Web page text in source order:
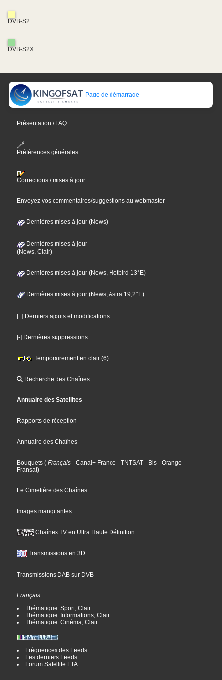
DVB-S2
DVB-S2X
Page de démarrage
Présentation / FAQ
Préférences générales
Corrections / mises à jour
Envoyez vos commentaires/suggestions au webmaster
Dernières mises à jour (News)
Dernières mises à jour
(News, Clair)
Dernières mises à jour (News, Hotbird 13°E)
Dernières mises à jour (News, Astra 19,2°E)
[+] Derniers ajouts et modifications
[-] Dernières suppressions
Temporairement en clair (6)
Recherche des Chaînes
Annuaire des Satellites
Rapports de réception
Annuaire des Chaînes
Bouquets ( Français - Canal+ France - TNTSAT - Bis - Orange -
Fransat)
Le Cimetière des Chaînes
Images manquantes
Chaînes TV en Ultra Haute Définition
Transmissions en 3D
Transmissions DAB sur DVB
Français
Thématique: Sport, Clair
Thématique: Informations, Clair
Thématique: Cinéma, Clair
Fréquences des Feeds
Les derniers Feeds
Forum Satellite FTA